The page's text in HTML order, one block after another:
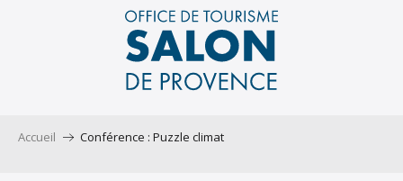
Accueil Conférence : Puzzle climat